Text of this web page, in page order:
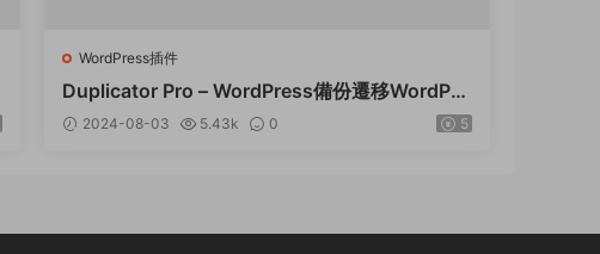
WordPress插件
Duplicator Pro – WordPress備份遷移WordPre
ss插件 – v4.5.15
2024-08-03 5.43k 0 5